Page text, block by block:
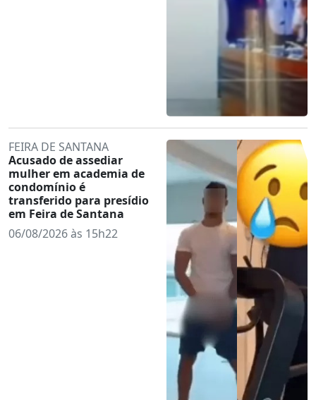
FEIRA DE SANTANA
Acusado de assediar
mulher em academia de
condomínio é
transferido para presídio
em Feira de Santana
06/08/2026 às 15h22